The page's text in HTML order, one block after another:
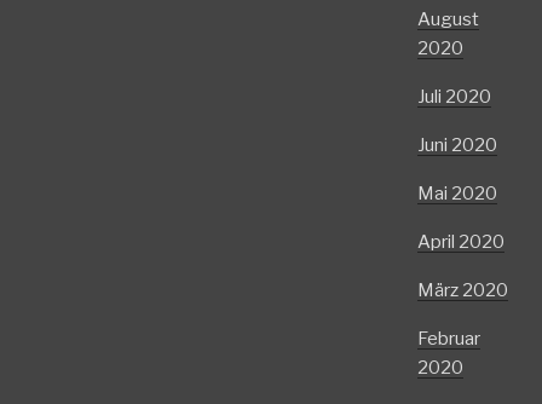
August
2020
Juli 2020
Juni 2020
Mai 2020
April 2020
März 2020
Februar
2020